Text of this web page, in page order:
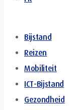
Bijstand
Reizen
Mobiliteit
ICT-Bijstand
Gezondheid